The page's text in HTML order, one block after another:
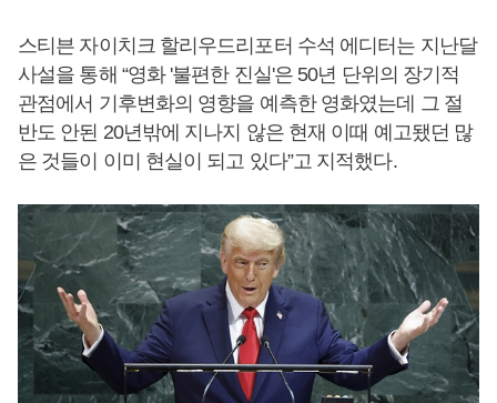
스티븐 자이치크 할리우드리포터 수석 에디터는 지난달
사설을 통해 “영화 '불편한 진실'은 50년 단위의 장기적
관점에서 기후변화의 영향을 예측한 영화였는데 그 절
반도 안된 20년밖에 지나지 않은 현재 이때 예고됐던 많
은 것들이 이미 현실이 되고 있다”고 지적했다.